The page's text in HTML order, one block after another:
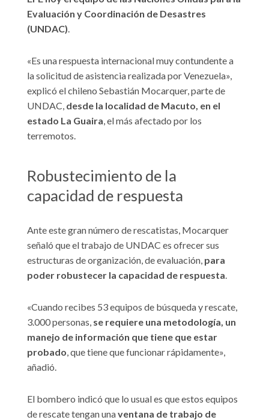
Evaluación y Coordinación de Desastres
(UNDAC)
«Es una respuesta internacional muy contundente a
la solicitud de asistencia realizada por Venezuela»,
explicó el chileno Sebastián Mocarquer, parte de
UNDAC, desde la localidad de Macuto, en el
estado La Guaira , el más afectado por los
terremotos.
Robustecimiento de la
capacidad de respuesta
Ante este gran número de rescatistas, Mocarquer
señaló que el trabajo de UNDAC es ofrecer sus
estructuras de organización, de evaluación, para
poder robustecer la capacidad de respuesta.
«Cuando recibes 53 equipos de búsqueda y rescate,
3.000 personas, se requiere una metodología, un
manejo de información que tiene que estar
probado, que tiene que funcionar rápidamente»,
añadió.
El bombero indicó que lo usual es que estos equipos
de rescate tengan unaventana de trabajo de